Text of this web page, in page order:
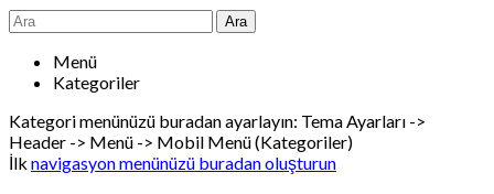
Ara
Menü
Kategoriler
Kategori menünüzü buradan ayarlayın: Tema Ayarları ->
Header -> Menü -> Mobil Menü (Kategoriler)
İlk navigasyon menünüzü buradan oluşturun